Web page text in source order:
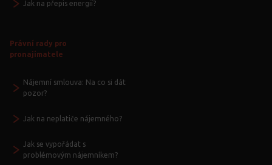
Jak na přepis energií?
Právní rady pro
pronajímatele
Nájemní smlouva: Na co si dát
pozor?
Jak na neplatiče nájemného?
Jak se vypořádat s
problémovým nájemníkem?